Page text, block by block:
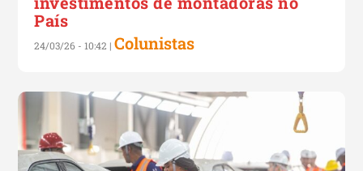
País
24/03/26 - 10:42 |Colunistas